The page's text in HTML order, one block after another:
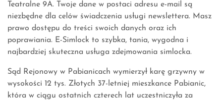
Teatralne 9A. Twoje dane w postaci adresu e-mail są
niezbędne dla celów świadczenia usługi newslettera. Masz
prawo dostępu do treści swoich danych oraz ich
poprawiania. E-Simlock to szybka, tania, wygodna i
najbardziej skuteczna usługa zdejmowania simlocka.
Sąd Rejonowy w Pabianicach wymierzył karę grzywny w
wysokości 12 tys. Złotych 37-letniej mieszkance Pabianic,
która w ciągu ostatnich czterech lat uczestniczyła za